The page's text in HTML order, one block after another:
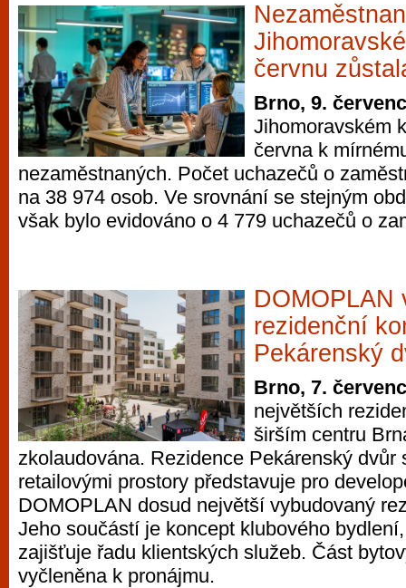
červnu
Brno, 9.
Jihomoravském
června k
nezaměstnaných. Počet uchazečů o
na 38 974 osob. Ve srovnání se stejným
však bylo evidováno o 4 779 uchazečů o
DOMOPLAN
rezidenční
Pekárenský
Brno, 7.
největších
širším centru
zkolaudována. Rezidence Pekárenský dvůr
retailovými prostory představuje pro
DOMOPLAN dosud největší vybudovaný
Jeho součástí je koncept klubového
zajišťuje řadu klientských služeb. Část
vyčleněna k pronájmu.